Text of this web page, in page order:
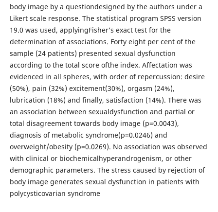
body image by a questiondesigned by the authors under a
Likert scale response. The statistical program SPSS version
19.0 was used, applyingFisher’s exact test for the
determination of associations. Forty eight per cent of the
sample (24 patients) presented sexual dysfunction
according to the total score ofthe index. Affectation was
evidenced in all spheres, with order of repercussion: desire
(50%), pain (32%) excitement(30%), orgasm (24%),
lubrication (18%) and finally, satisfaction (14%). There was
an association between sexualdysfunction and partial or
total disagreement towards body image (p=0.0043),
diagnosis of metabolic syndrome(p=0.0246) and
overweight/obesity (p=0.0269). No association was observed
with clinical or biochemicalhyperandrogenism, or other
demographic parameters. The stress caused by rejection of
body image generates sexual dysfunction in patients with
polycysticovarian syndrome